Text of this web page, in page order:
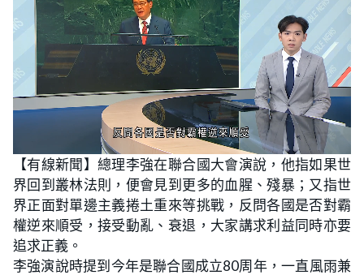
n
m
t
e
o
a
d
e
:
2
0
.
%
【有線新聞】總理李強在聯合國大會演說，他指如果世
界回到叢林法則，便會見到更多的血腥、殘暴；又指世
界正面對單邊主義捲土重來等挑戰，反問各國是否對霸
權逆來順受，接受動亂、衰退，大家講求利益同時亦要
追求正義。
李強演說時提到今年是聯合國成立80周年，一直風雨兼